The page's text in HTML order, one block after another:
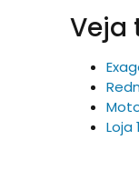
Veja
Loja